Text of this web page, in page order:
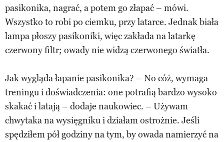
pasikonika, nagrać, a potem go złapać – mówi.
Wszystko to robi po ciemku, przy latarce. Jednak biała
lampa płoszy pasikoniki, więc zakłada na latarkę
czerwony filtr; owady nie widzą czerwonego światła.
Jak wygląda łapanie pasikonika? – No cóż, wymaga
treningu i doświadczenia: one potrafią bardzo wysoko
skakać i latają – dodaje naukowiec. – Używam
chwytaka na wysięgniku i działam ostrożnie. Jeśli
spędziłem pół godziny na tym, by owada namierzyć na